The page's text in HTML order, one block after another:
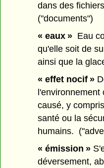
dans des
("documents")
« eaux » Eau
qu'elle soit de
ainsi que la
« effet nocif »
l'environnement
causé, y
santé ou la
humains.
« émission »
déversement,